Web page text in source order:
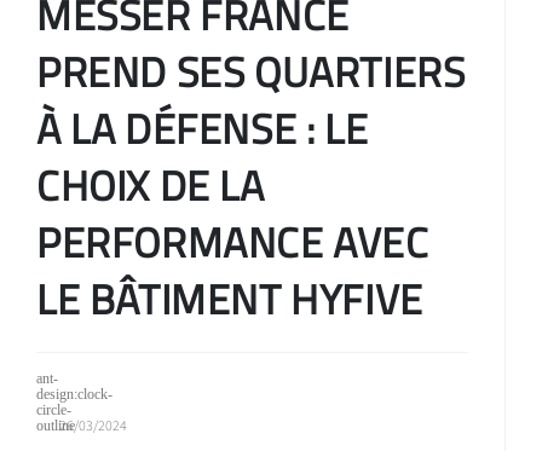
MESSER FRANCE
PREND SES QUARTIERS
À LA DÉFENSE : LE
CHOIX DE LA
PERFORMANCE AVEC
LE BÂTIMENT HYFIVE
26/03/2024